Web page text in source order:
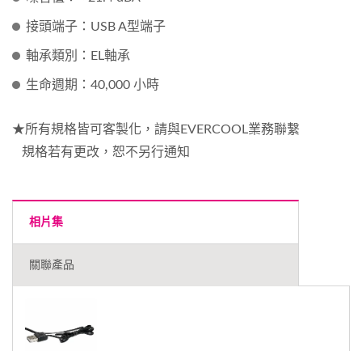
接頭端子：USB A型端子
軸承類別：EL軸承
生命週期：40,000 小時
★所有規格皆可客製化，請與EVERCOOL業務聯繫
規格若有更改，恕不另行通知
相片集
關聯產品